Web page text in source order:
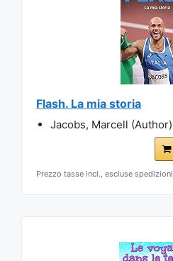
Flash. La mia storia
Jacobs, Marcell (Author)
Prezzo tasse incl., escluse spedizioni